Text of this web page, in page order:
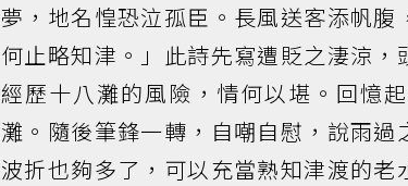
夢，地名惶恐泣孤臣。長風送客添帆
何止略知津。」此詩先寫遭貶之淒涼
經歷十八灘的風險，情何以堪。回憶
灘。隨後筆鋒一轉，自嘲自慰，說雨
波折也夠多了，可以充當熟知津渡的